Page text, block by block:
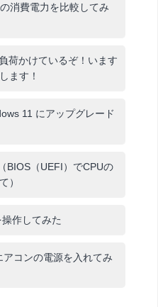
消費電力を比較してみ
荷かけているぞ！います
ます！
11 にアップグレード
BIOS（UEFI）でCPUの
）
作してみた
コンの電源を入れてみ